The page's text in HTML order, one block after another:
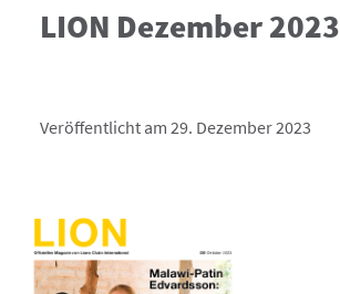
LION Dezember 2023
Veröffentlicht am 29. Dezember 2023